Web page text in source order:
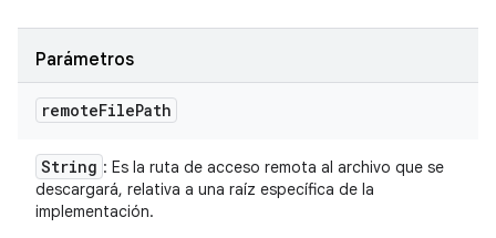
Parámetros
remoteFilePath
String : Es la ruta de acceso remota al archivo que se
descargará, relativa a una raíz específica de la
implementación.